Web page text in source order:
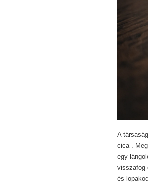
A
cica .
egy
visszafog
és